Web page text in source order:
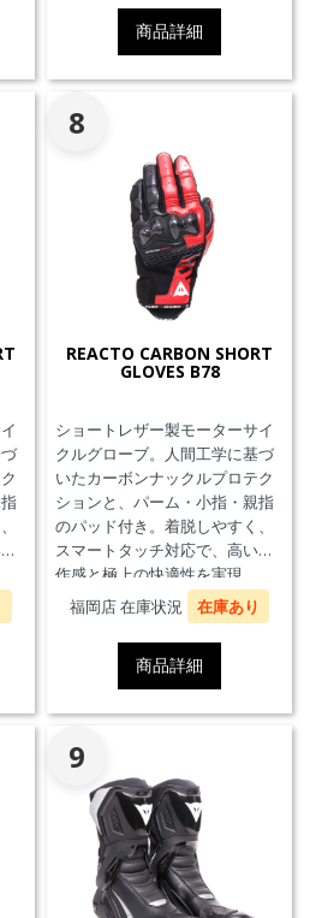
商品詳細
8
REACTO CARBON SHORT
GLOVES B78
ショートレザー製モーターサイ
クルグローブ。人間工学に基づ
いたカーボンナックルプロテク
ションと、パーム・小指・親指
のパッド付き。着脱しやすく、
スマートタッチ対応で、高い操
作感と極上の快適性を実現。
福岡店 在庫状況
在庫あり
商品詳細
9